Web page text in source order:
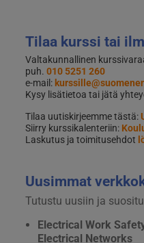
Tilaa kurssi tai
Valtakunnallinen
puh. 010 5251 260
e-mail:
Kysy lisätietoa tai jätä
Tilaa uutiskirjeemme tästä:
Siirry kurssikalenteriin:
Laskutus ja toimitusehdot
Uusimmat
Tutustu uusiin ja
Electrical Work
Electrical Networks